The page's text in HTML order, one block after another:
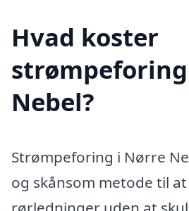
Hvad koster
Nebel?
Strømpeforing i Nørre
og skånsom metode til